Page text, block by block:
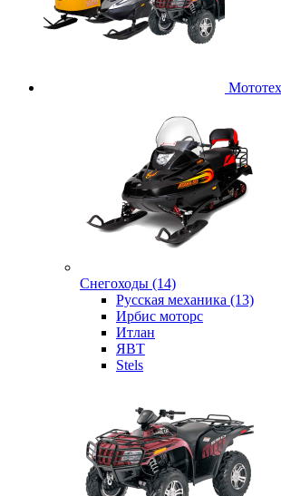
Снегоходы (14)
Русская механика (13)
Ирбис моторс
Итлан
ЯВТ
Stels